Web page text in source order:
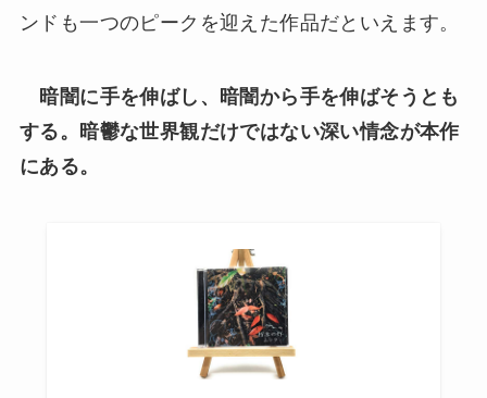
ンドも一つのピークを迎えた作品だといえます。
暗闇に手を伸ばし、暗闇から手を伸ばそうとも
する。暗鬱な世界観だけではない深い情念が本作
にある。